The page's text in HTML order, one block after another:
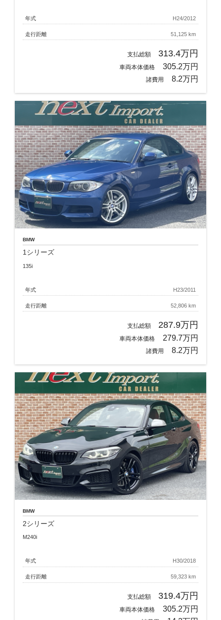
年式 H24/2012
走行距離 51,125 km
支払総額 313.4万円
車両本体価格 305.2万円
諸費用 8.2万円
BMW
1シリーズ
135i
年式 H23/2011
走行距離 52,806 km
支払総額 287.9万円
車両本体価格 279.7万円
諸費用 8.2万円
BMW
2シリーズ
M240i
年式 H30/2018
走行距離 59,323 km
支払総額 319.4万円
車両本体価格 305.2万円